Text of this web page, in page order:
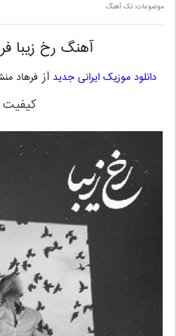
موضوعات:تک آهنگ
آهنگ رخ زیبا
دانلود موزیک ایرانی جدید از فرهاد
کیفیت